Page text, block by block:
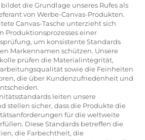
die Grundlage unseres Rufes als
von Werbe-Canvas-Produkten.
Canvas-Tasche unterzieht sich
Produktionsprozesses einer
um konsistente Standards
Markennamen schützen. Unsere
prüfen die Materialintegrität,
sowie die Feinheiten
die über Kundenzufriedenheit und
leiten unsere
stellen sicher, dass die Produkte die
für die weltweite
Diese Standards betreffen die
die Farbechtheit, die